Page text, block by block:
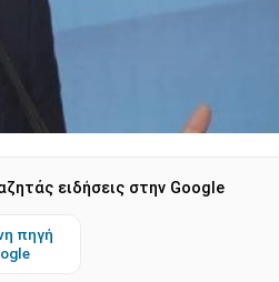
ειδήσεις στην Google
πηγή